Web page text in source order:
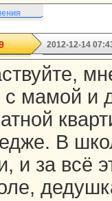
2012-12-14
с мамой и
В
и за всё